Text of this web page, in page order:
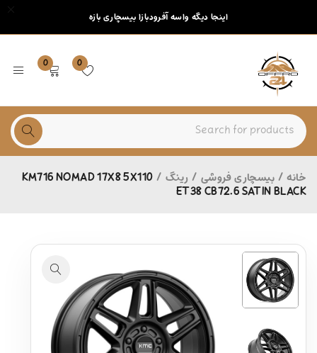
اینجا دیگه واسه آفرودبازا بیسچاری بازه
0
0
خانه / بیسچاری فروشی / رینگ /
KM716 NOMAD 17X8 5X110
ET38 CB72.6 SATIN BLACK